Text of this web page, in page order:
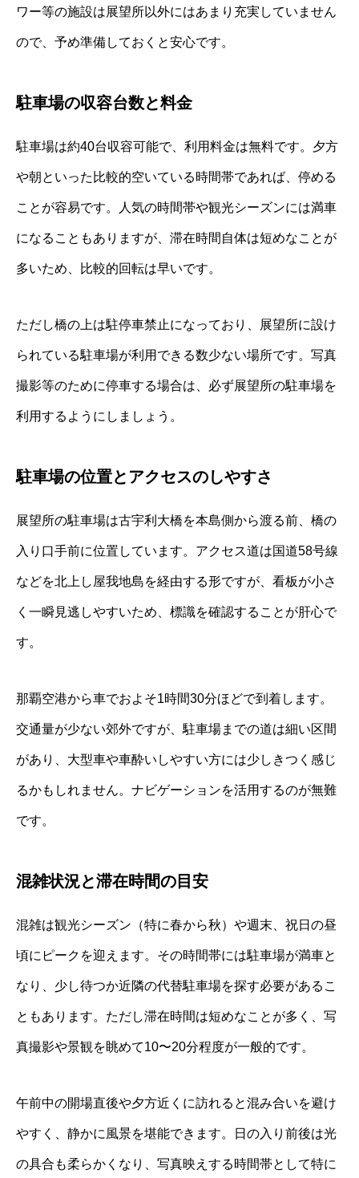
ワー等の施設は展望所以外にはあまり充実していません
ので、予め準備しておくと安心です。
駐車場の収容台数と料金
駐車場は約40台収容可能で、利用料金は無料です。夕方
や朝といった比較的空いている時間帯であれば、停める
ことが容易です。人気の時間帯や観光シーズンには満車
になることもありますが、滞在時間自体は短めなことが
多いため、比較的回転は早いです。
ただし橋の上は駐停車禁止になっており、展望所に設け
られている駐車場が利用できる数少ない場所です。写真
撮影等のために停車する場合は、必ず展望所の駐車場を
利用するようにしましょう。
駐車場の位置とアクセスのしやすさ
展望所の駐車場は古宇利大橋を本島側から渡る前、橋の
入り口手前に位置しています。アクセス道は国道58号線
などを北上し屋我地島を経由する形ですが、看板が小さ
く一瞬見逃しやすいため、標識を確認することが肝心で
す。
那覇空港から車でおよそ1時間30分ほどで到着します。
交通量が少ない郊外ですが、駐車場までの道は細い区間
があり、大型車や車酔いしやすい方には少しきつく感じ
るかもしれません。ナビゲーションを活用するのが無難
です。
混雑状況と滞在時間の目安
混雑は観光シーズン（特に春から秋）や週末、祝日の昼
頃にピークを迎えます。その時間帯には駐車場が満車と
なり、少し待つか近隣の代替駐車場を探す必要があるこ
ともあります。ただし滞在時間は短めなことが多く、写
真撮影や景観を眺めて10〜20分程度が一般的です。
午前中の開場直後や夕方近くに訪れると混み合いを避け
やすく、静かに風景を堪能できます。日の入り前後は光
の具合も柔らかくなり、写真映えする時間帯として特に